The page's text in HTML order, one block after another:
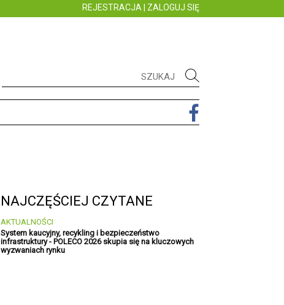
REJESTRACJA ZALOGUJ SIĘ
NAJCZĘŚCIEJ CZYTANE
AKTUALNOŚCI
System kaucyjny, recykling i bezpieczeństwo
infrastruktury - POLECO 2026 skupia się na kluczowych
wyzwaniach rynku